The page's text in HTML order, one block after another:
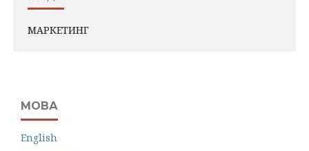
МАРКЕТИНГ
МОВА
English